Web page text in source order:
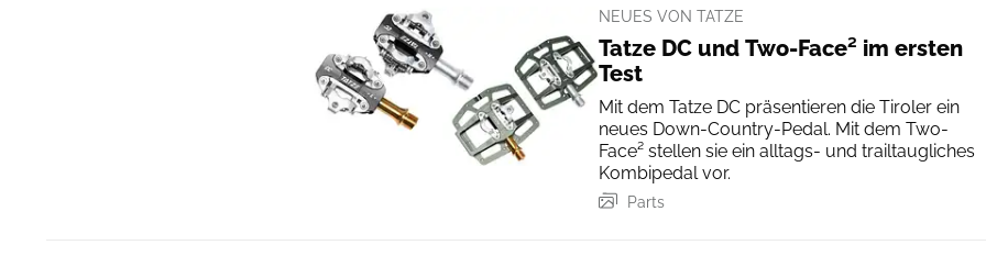
NEUES VON TATZE
Tatze DC und Two-Face² im ersten
Test
Mit dem Tatze DC präsentieren die Tiroler ein
neues Down-Country-Pedal. Mit dem Two-
Face² stellen sie ein alltags- und trailtaugliches
Kombipedal vor.
Parts